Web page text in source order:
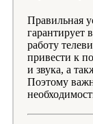
Правильная
гарантирует
работу
привести к
и звука, а
Поэтому